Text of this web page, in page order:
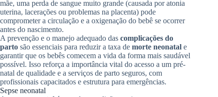
mãe, uma perda de sangue muito grande (causada por atonia
uterina, lacerações ou problemas na placenta) pode
comprometer a circulação e a oxigenação do bebê se ocorrer
antes do nascimento.
A prevenção e o manejo adequado das complicações do
parto são essenciais para reduzir a taxa de morte neonatal e
garantir que os bebês comecem a vida da forma mais saudável
possível. Isso reforça a importância vital do acesso a um pré-
natal de qualidade e a serviços de parto seguros, com
profissionais capacitados e estrutura para emergências.
Sepse neonatal